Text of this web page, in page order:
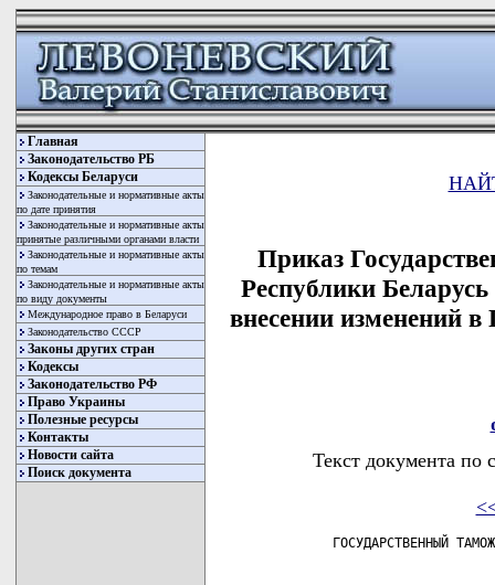
Главная
Законодательство РБ
Кодексы Беларуси
Законодательные и нормативные акты
по дате принятия
Законодательные и нормативные акты
принятые различными органами власти
Законодательные и нормативные акты
по темам
Законодательные и нормативные акты
по виду документы
Международное право в Беларуси
Законодательство СССР
Законы других стран
Кодексы
Законодательство РФ
Право Украины
Полезные ресурсы
Контакты
Новости сайта
Поиск документа
Приказ
Республики
внесении изменений
Текст документа по
ГОСУДАРСТВЕННЫЙ